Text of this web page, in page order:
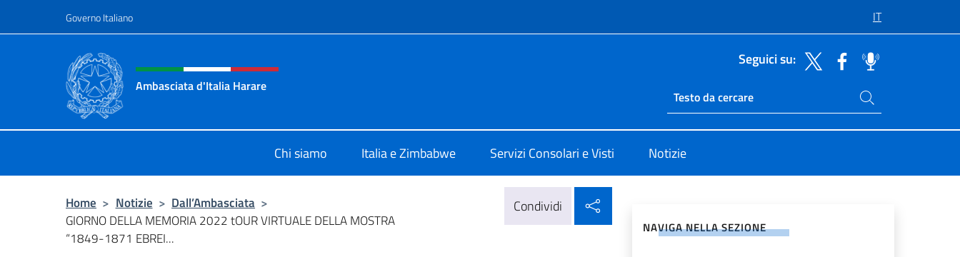
Governo Italiano IT
Intestazione sito, social e menù
Ambasciata d'Italia Harare
Seguici su:
Ricerca sito live
Cerca nel sito
Chi siamo Italia e Zimbabwe Servizi Consolari e Visti Notizie
Home > Notizie > Dall’Ambasciata >
GIORNO DELLA MEMORIA 2022 tOUR VIRTUALE DELLA MOSTRA
“1849-1871 EBREI...
Condividi
NAVIGA NELLA SEZIONE